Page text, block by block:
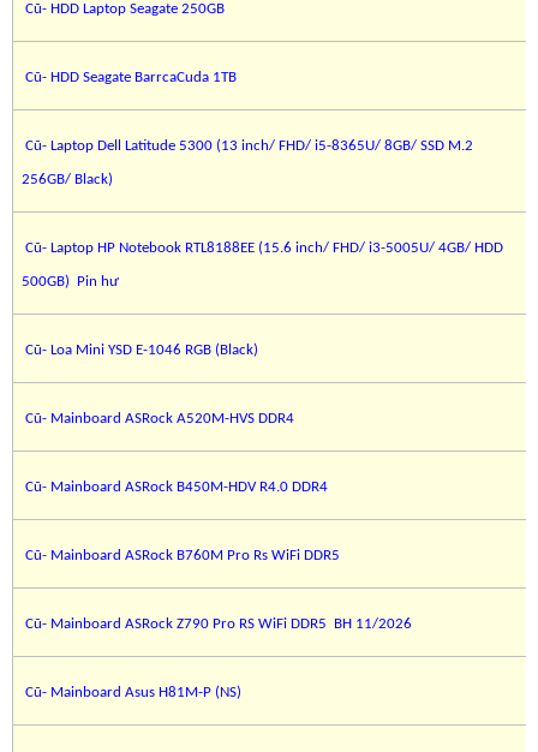
Cũ- HDD Laptop Seagate 250GB
Cũ- HDD Seagate BarrcaCuda 1TB
Cũ- Laptop Dell Latitude 5300 (13 inch/ FHD/ i5-8365U/ 8GB/ SSD M.2
256GB/ Black)
Cũ- Laptop HP Notebook RTL8188EE (15.6 inch/ FHD/ i3-5005U/ 4GB/ HDD
500GB) Pin hư
Cũ- Loa Mini YSD E-1046 RGB (Black)
Cũ- Mainboard ASRock A520M-HVS DDR4
Cũ- Mainboard ASRock B450M-HDV R4.0 DDR4
Cũ- Mainboard ASRock B760M Pro Rs WiFi DDR5
Cũ- Mainboard ASRock Z790 Pro RS WiFi DDR5 BH 11/2026
Cũ- Mainboard Asus H81M-P (NS)